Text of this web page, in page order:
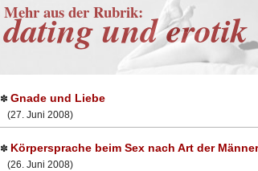
Mehr aus der Rubrik:
dating und erotik
✽ Gnade und Liebe
(27. Juni 2008)
✽ Körpersprache beim Sex nach Art der
(26. Juni 2008)